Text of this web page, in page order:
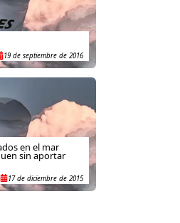
19 de septiembre de 2016
en el mar
sin aportar
17 de diciembre de 2015